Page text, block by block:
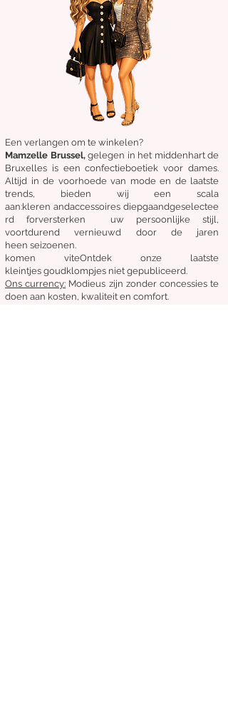
Een verlangen om te winkelen?
Mamzelle Brussel, gelegen in het middenhartde
Bruxelles is een confectieboetiek voor dames.
Altijd in de voorhoede van mode en de laatste
trends, bieden wij een scala
aan:kleren andaccessoires diepgaandgeselectee
rd forversterken uw persoonlijke stijl,
voortdurend vernieuwd door de jaren
heen seizoenen.
komen viteOntdek onze laatste
kleintjes goudklompjes niet gepubliceerd.
Ons currency: Modieus zijn zonder concessies te
doen aan kosten, kwaliteit en comfort.